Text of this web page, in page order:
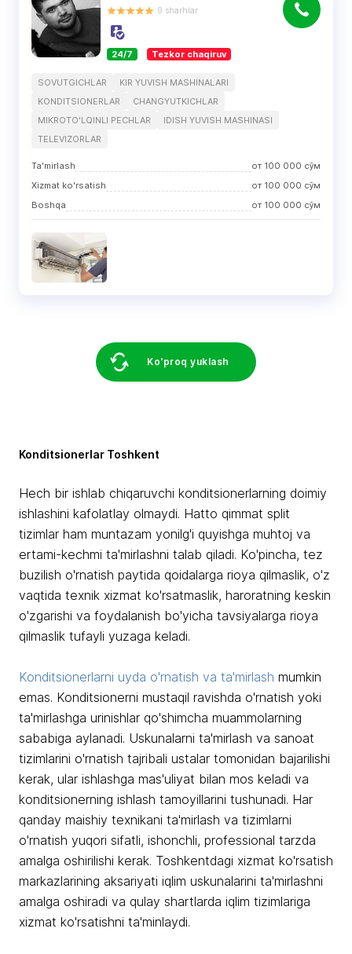
9 sharhlar
24/7 Tezkor chaqiruv
SOVUTGICHLAR
KIR YUVISH MASHINALARI
KONDITSIONERLAR
CHANGYUTKICHLAR
MIKROTO'LQINLI PECHLAR
IDISH YUVISH MASHINASI
TELEVIZORLAR
Ta'mirlash от 100 000 сўм
Хizmat ko'rsatish
от 100 000 сўм
Boshqa
от 100 000 сўм
Ko'proq yuklash
Konditsionerlar Toshkent
Hech bir ishlab chiqaruvchi konditsionerlarning doimiy
ishlashini kafolatlay olmaydi. Hatto qimmat split
tizimlar ham muntazam yonilg'i quyishga muhtoj va
ertami-kechmi ta'mirlashni talab qiladi. Ko'pincha, tez
buzilish o'rnatish paytida qoidalarga rioya qilmaslik, o'z
vaqtida texnik xizmat ko'rsatmaslik, haroratning keskin
o'zgarishi va foydalanish bo'yicha tavsiyalarga rioya
qilmaslik tufayli yuzaga keladi.
Konditsionerlarni uyda o'rnatish va ta'mirlash mumkin
emas. Konditsionerni mustaqil ravishda o'rnatish yoki
ta'mirlashga urinishlar qo'shimcha muammolarning
sababiga aylanadi. Uskunalarni ta'mirlash va sanoat
tizimlarini o'rnatish tajribali ustalar tomonidan bajarilishi
kerak, ular ishlashga mas'uliyat bilan mos keladi va
konditsionerning ishlash tamoyillarini tushunadi. Har
qanday maishiy texnikani ta'mirlash va tizimlarni
o'rnatish yuqori sifatli, ishonchli, professional tarzda
amalga oshirilishi kerak. Toshkentdagi xizmat ko'rsatish
markazlarining aksariyati iqlim uskunalarini ta'mirlashni
amalga oshiradi va qulay shartlarda iqlim tizimlariga
xizmat ko'rsatishni ta'minlaydi.